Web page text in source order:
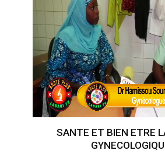
SANTE ET BIEN ETRE